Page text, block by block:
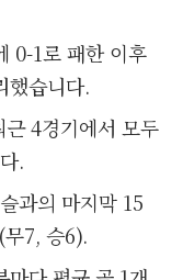
0-1로 패한 이후
했습니다.
4경기에서 모두
.
과의 마지막 15
7, 승6).